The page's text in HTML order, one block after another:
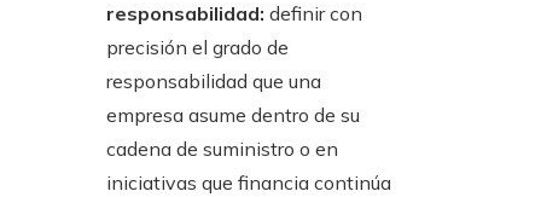
responsabilidad: definir con
precisión el grado de
responsabilidad que una
empresa asume dentro de su
cadena de suministro o en
iniciativas que financia continúa